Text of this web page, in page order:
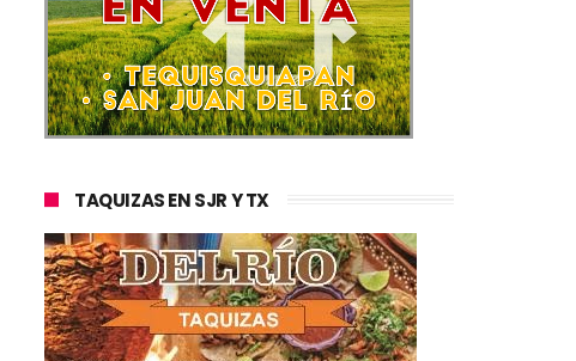
TAQUIZAS EN SJR Y TX